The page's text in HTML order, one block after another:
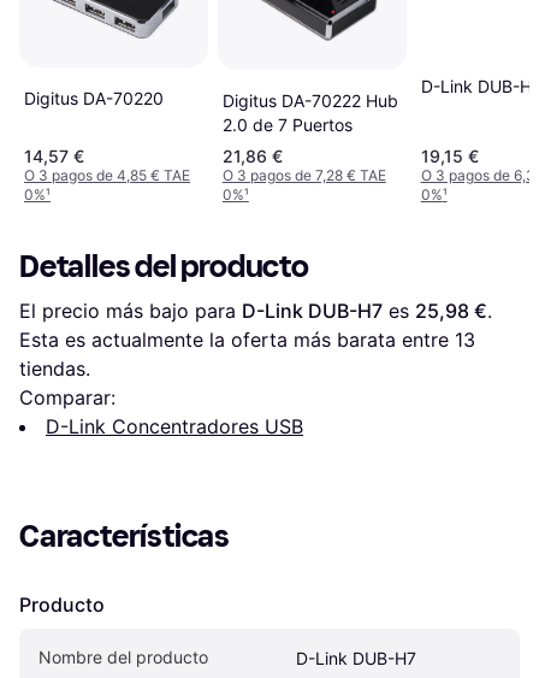
Digitus DA-70220
14,57 €
O 3 pagos de 4,85 € TAE
0%¹
Digitus DA-70222 Hub
2.0 de 7 Puertos
21,86 €
O 3 pagos de 7,28 € TAE
0%¹
D-Link DUB-
19,15 €
O 3 pagos de
0%¹
Detalles del producto
El precio más bajo para D-Link DUB-H7 es 25,98 €.
Esta es actualmente la oferta más barata entre 13
tiendas.
Comparar:
D-Link Concentradores USB
Características
Producto
Nombre del producto D-Link DUB-H7